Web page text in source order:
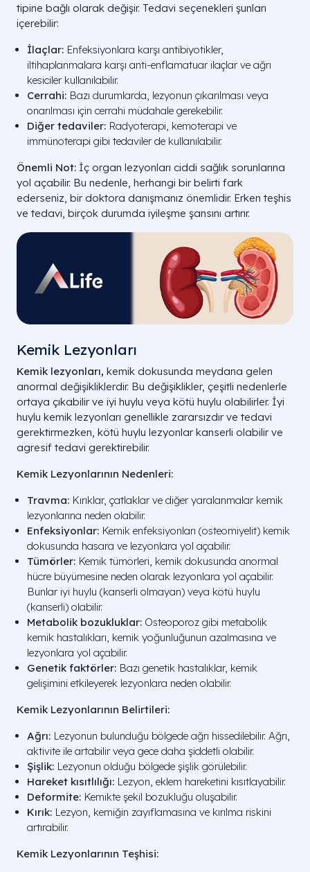
tipine bağlı olarak değişir. Tedavi seçenekleri şunları
içerebilir:
İlaçlar: Enfeksiyonlara karşı antibiyotikler,
iltihaplanmalara karşı anti-enflamatuar ilaçlar ve ağrı
kesiciler kullanılabilir.
Cerrahi: Bazı durumlarda, lezyonun çıkarılması veya
onarılması için cerrahi müdahale gerekebilir.
Diğer tedaviler: Radyoterapi, kemoterapi ve
immünoterapi gibi tedaviler de kullanılabilir.
Önemli Not: İç organ lezyonları ciddi sağlık sorunlarına
yol açabilir. Bu nedenle, herhangi bir belirti fark
ederseniz, bir doktora danışmanız önemlidir. Erken teşhis
ve tedavi, birçok durumda iyileşme şansını artırır.
Kemik Lezyonları
Kemik lezyonları, kemik dokusunda meydana gelen
anormal değişikliklerdir. Bu değişiklikler, çeşitli nedenlerle
ortaya çıkabilir ve iyi huylu veya kötü huylu olabilirler. İyi
huylu kemik lezyonları genellikle zararsızdır ve tedavi
gerektirmezken, kötü huylu lezyonlar kanserli olabilir ve
agresif tedavi gerektirebilir.
Kemik Lezyonlarının Nedenleri:
Travma: Kırıklar, çatlaklar ve diğer yaralanmalar kemik
lezyonlarına neden olabilir.
Enfeksiyonlar: Kemik enfeksiyonları (osteomiyelit) kemik
dokusunda hasara ve lezyonlara yol açabilir.
Tümörler: Kemik tümörleri, kemik dokusunda anormal
hücre büyümesine neden olarak lezyonlara yol açabilir.
Bunlar iyi huylu (kanserli olmayan) veya kötü huylu
(kanserli) olabilir.
Metabolik bozukluklar: Osteoporoz gibi metabolik
kemik hastalıkları, kemik yoğunluğunun azalmasına ve
lezyonlara yol açabilir.
Genetik faktörler: Bazı genetik hastalıklar, kemik
gelişimini etkileyerek lezyonlara neden olabilir.
Kemik Lezyonlarının Belirtileri:
Ağrı: Lezyonun bulunduğu bölgede ağrı hissedilebilir. Ağrı,
aktivite ile artabilir veya gece daha şiddetli olabilir.
Şişlik: Lezyonun olduğu bölgede şişlik görülebilir.
Hareket kısıtlılığı: Lezyon, eklem hareketini kısıtlayabilir.
Deformite: Kemikte şekil bozukluğu oluşabilir.
Kırık: Lezyon, kemiğin zayıflamasına ve kırılma riskini
artırabilir.
Kemik Lezyonlarının Teşhisi: